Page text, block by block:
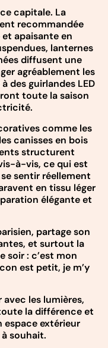
capitale. La
recommandée
apaisante en
lanternes
diffusent une
agréablement les
des guirlandes LED
toute la saison
comme les
canisses en bois
structurent
à-vis, ce qui est
sentir réellement
en tissu léger
élégante et
partage son
et surtout la
soir : c’est mon
est petit, je m’y
les lumières,
la différence et
extérieur
souhait.